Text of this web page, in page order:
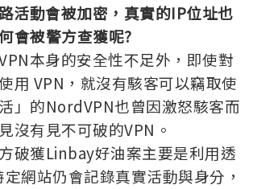
活動會被加密，真實的IP位址也
會被警方查獲呢?
本身的安全性不足外，即使對
用 VPN，就沒有駭客可以竊取使
」的NordVPN也曾因激怒駭客而
沒有見不可破的VPN。
破獲Linbay好油案主要是利用透
網站仍會記錄真實活動與身分，